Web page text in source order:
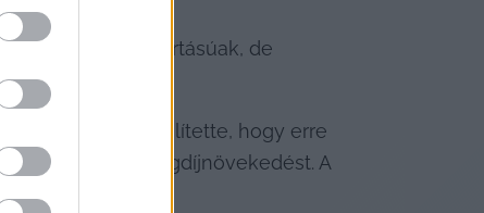
egyházi fenntartásúak, de
a műsorban. Említette, hogy erre
százalékos nyugdíjnövekedést. A
fog igazodni.